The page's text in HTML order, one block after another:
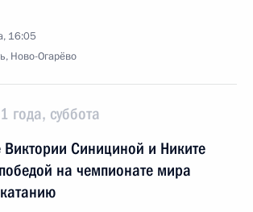
16:05
Ново-Огарёво
года, суббота
Виктории Синициной и Никите
на чемпионате мира